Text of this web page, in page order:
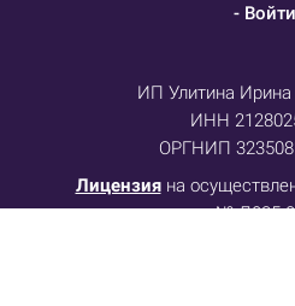
-
ИП Улитина Ирина
ИНН
ОРГНИП
Лицензия на
деятельности № Л035-